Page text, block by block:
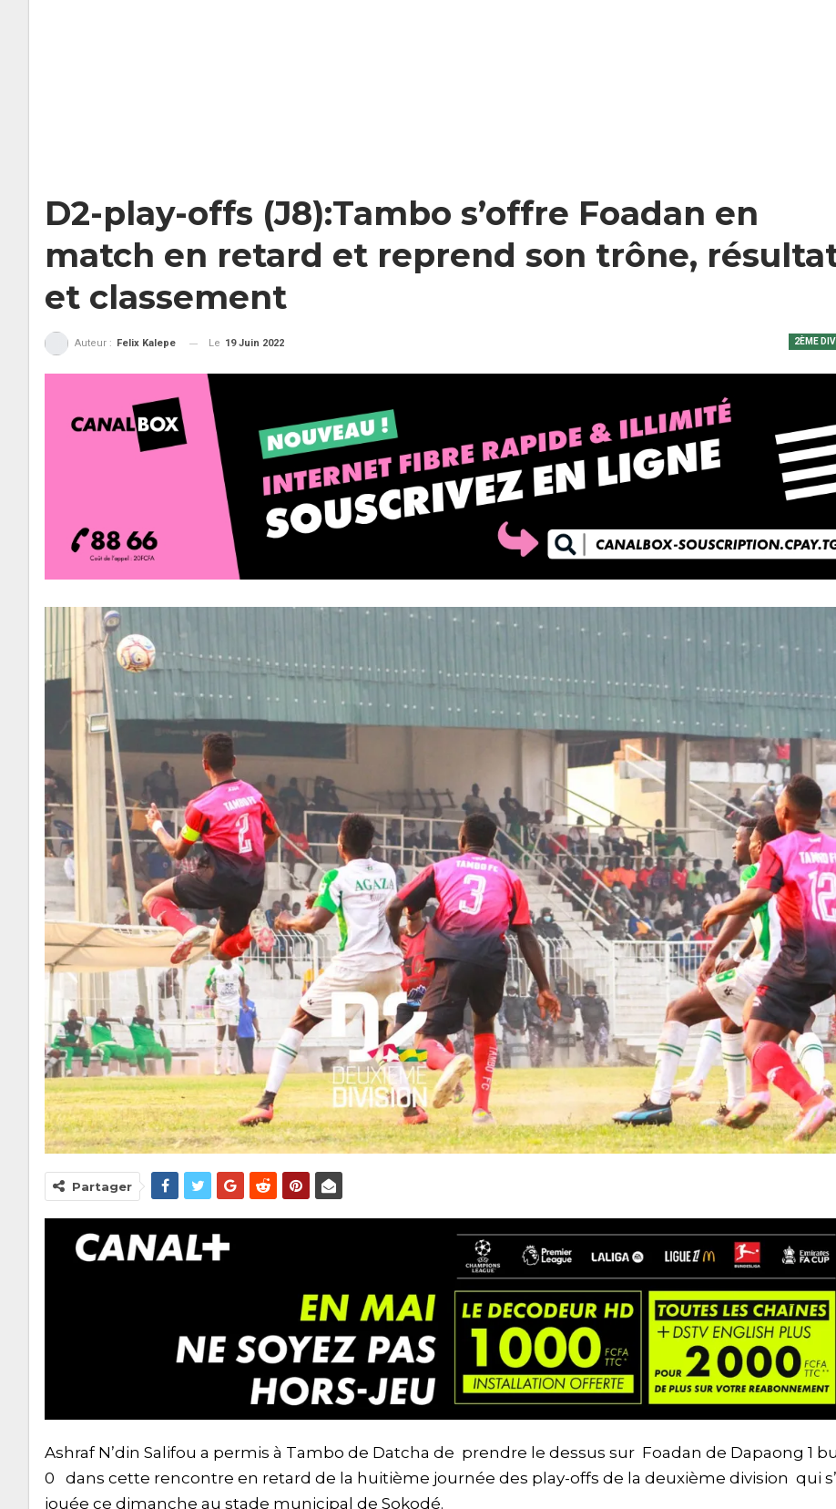
D2-play-offs (J8):Tambo s’offre Foadan en
match en retard et reprend son trône,
et classement
2ÈME
Auteur : Felix Kalepe Le 19 Juin 2022
Partager
Ashraf N’din Salifou a permis à Tambo de Datcha de prendre le dessus sur Foadan de Dapaong 1
0 dans cette rencontre en retard de la huitième journée des play-offs de la deuxième division qui
jouée ce dimanche au stade municipal de Sokodé.